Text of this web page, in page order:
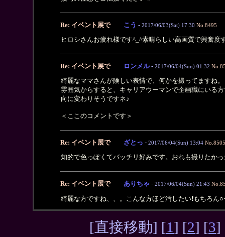
Re: イベント展で こう - 2017/06/03(Sat) 17:30 No.8495
ヒロシさんお疲れ様です^_^素晴らしい高画質で興奮度
Re: イベント展で ロンメル- 2017/06/04(Sun) 01:32
綺麗なママさんが険しい表情で、何かを撮ってますね。
雰囲気からすると、キャリアウーマンで企画職にいる
向に変わりそうですネ♪
＜ここのコメントです＞
Re: イベント展で ざとっ - 2017/06/04(Sun) 13:04 No.8505
知的で色っぽくてバッチリ好みです。おれも撮りたか
Re: イベント展で ありちゃ - 2017/06/04(Sun) 21:43
綺麗な方ですね、、。こんな方ほど汚したい❗もちろん○
[直接移動] [1 ] [2] [3]